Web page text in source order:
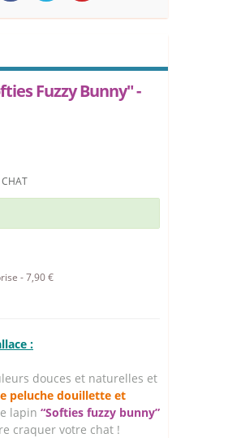
Fuzzy Bunny" -
- 7,90 €
:
douces et naturelles et
peluche douillette et
lapin “Softies fuzzy bunny”
craquer votre chat !